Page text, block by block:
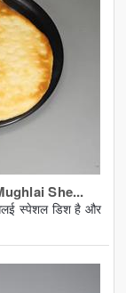
She...
स्पेशल डिश है और